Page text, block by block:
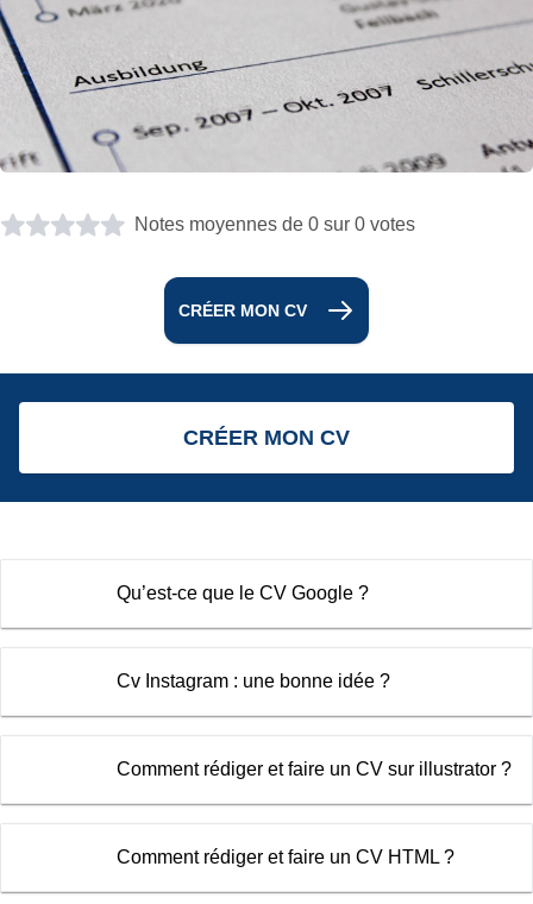
Notes moyennes de 0 sur 0 votes
CRÉER MON CV
CRÉER MON CV
Qu’est-ce que le CV Google ?
Cv Instagram : une bonne idée ?
Comment rédiger et faire un CV sur illustrator ?
Comment rédiger et faire un CV HTML ?